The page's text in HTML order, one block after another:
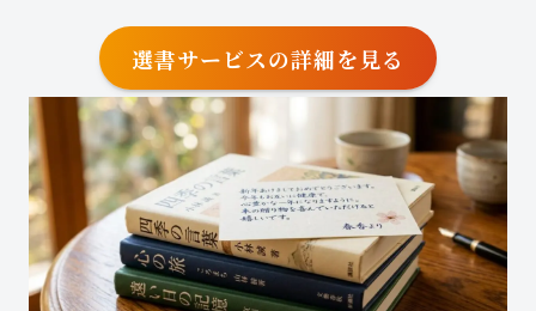
選書サービスの詳細を見る